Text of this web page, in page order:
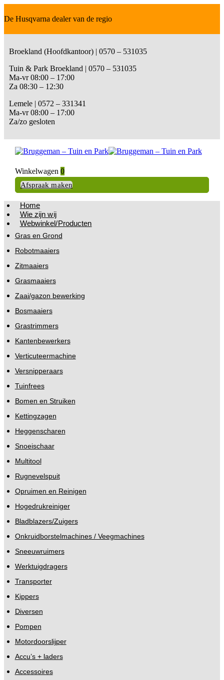
De Husqvarna dealer van de regio
Broekland (Hoofdkantoor) | 0570 – 531035
Tuin & Park Broekland | 0570 – 531035
Ma-vr 08:00 – 17:00
Za 08:30 – 12:30
Lemele | 0572 – 331341
Ma-vr 08:00 – 17:00
Za/zo gesloten
Winkelwagen 0
Afspraak maken
Home
Wie zijn wij
Webwinkel/Producten
Gras en Grond
Robotmaaiers
Zitmaaiers
Grasmaaiers
Zaai/gazon bewerking
Bosmaaiers
Grastrimmers
Kantenbewerkers
Verticuteermachine
Versnipperaars
Tuinfrees
Bomen en Struiken
Kettingzagen
Heggenscharen
Snoeischaar
Multitool
Rugnevelspuit
Opruimen en Reinigen
Hogedrukreiniger
Bladblazers/Zuigers
Onkruidborstelmachines / Veegmachines
Sneeuwruimers
Werktuigdragers
Transporter
Kippers
Diversen
Pompen
Motordoorslijper
Accu’s + laders
Accessoires